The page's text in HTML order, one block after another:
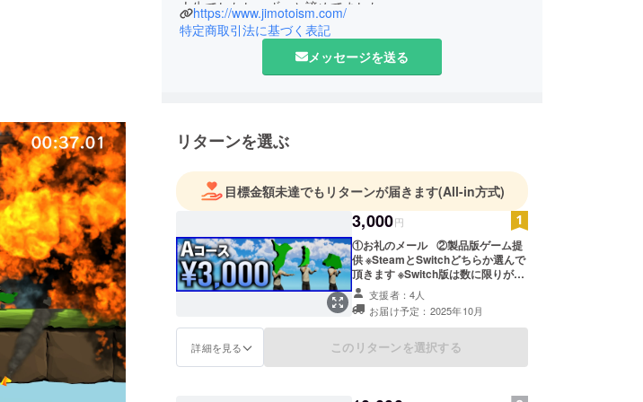
人生でしたし、ずっと諦めてました。
ただそんな中、『スーパーマリオメーカー2』で自分でス
テージを作って友達が楽しんでくれてるのが嬉し過ぎて、思
んで頂き、最高に幸せでした！
そこで毎回言われるのが
「私の地元があったらよかったのに！あとSwitchで出し
て！」
勿論僕もその要望に応えてもっと多くの人に楽しんで頂きた
いので人生初のクラファンに挑戦することになりました！
どうかみんなで地元愛を爆発させましょう！！！
https://www.jimotoism.com/
特定商取引法に基づく表記
メッセージを送る
リターンを選ぶ
目標金額未達でもリターンが届きます(All-in方式)
3,000円
①お礼のメール ②製品版ゲーム提
供 ※SteamとSwitchどちらか選んで
頂きます ※Switch版は数に限りがあ
るので先着順（高い値段のコースの
人優先） ③エンドロールに名前掲
載 （備考欄に入れたいお名前を入力
ください） ※掲載内容について、公
序良俗に反する場合や、第三者の権
支援者：4人
お届け予定：2025年10月
詳細を見る このリターンを選択する